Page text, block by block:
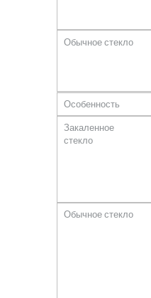
Обычное стекло
Особенность
Закаленное
стекло
Обычное стекло